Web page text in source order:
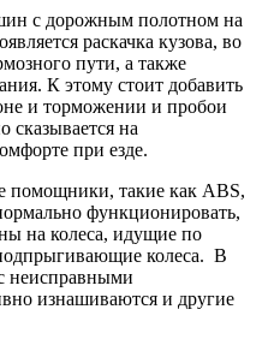
с дорожным полотном на
раскачка кузова, во
пути, а также
К этому стоит добавить
и торможении и пробои
сказывается на
при езде.
помощники, такие как ABS,
функционировать,
на колеса, идущие по
колеса. В
неисправными
изнашиваются и другие